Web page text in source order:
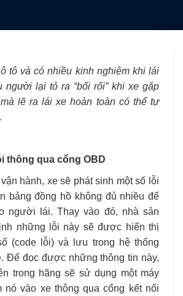
tô và có nhiều kinh nghiệm khi lái
người lại tỏ ra “bối rối” khi xe gặp
lẽ ra lái xe hoàn toàn có thể tự
thông qua cổng OBD
hành, xe sẽ phát sinh một số lỗi
bảng đồng hồ không đủ nhiều để
người lái. Thay vào đó, nhà sản
những lỗi này sẽ được hiển thị
(code lỗi) và lưu trong hệ thống
Để đọc được những thông tin này,
trong hãng sẽ sử dụng một máy
nó vào xe thông qua cổng kết nối